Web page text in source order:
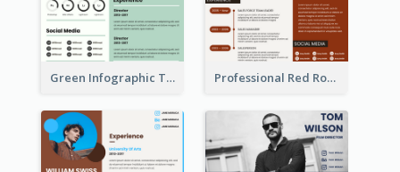
Green Infographic Teacher Resume Professional Red Rouge Resume